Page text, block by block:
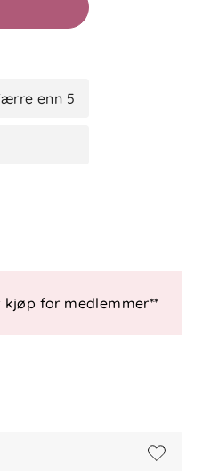
enn 5
kjøp for medlemmer**